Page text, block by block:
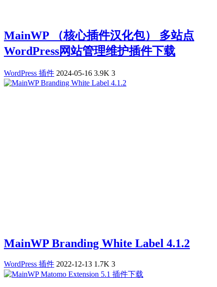
MainWP （核心插件汉化包） 多站点
WordPress网站管理维护插件下载
WordPress 插件 2024-05-16 3.9K 3
MainWP Branding White Label 4.1.2
WordPress 插件 2022-12-13 1.7K 3